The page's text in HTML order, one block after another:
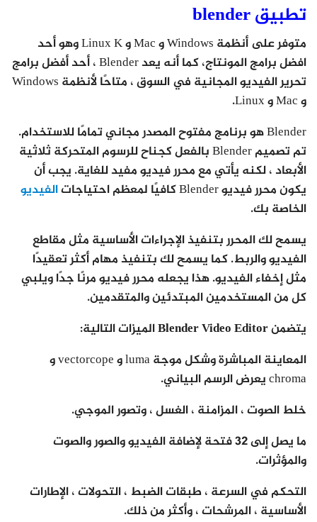
تطبيق blender
متوفر على أنظمة Windows و Mac و Linux K وهو أحد
افضل برامج المونتاج، كما أنه يعد Blender ، أحد أفضل برامج
تحرير الفيديو المجانية في السوق ، متاحًا لأنظمة Windows
و Mac و Linux.
Blender هو برنامج مفتوح المصدر مجاني تمامًا للاستخدام.
تم تصميم Blender بالفعل كجناح للرسوم المتحركة ثلاثية
الأبعاد ، لكنه يأتي مع محرر فيديو مفيد للغاية. يجب أن
يكون محرر فيديو Blender كافيًا لمعظم احتياجات
الفيديو
الخاصة بك.
يسمح لك المحرر بتنفيذ الإجراءات الأساسية مثل مقاطع
الفيديو والربط. كما يسمح لك بتنفيذ مهام أكثر تعقيدًا
مثل إخفاء الفيديو. هذا يجعله محرر فيديو مرنًا جدًا ويلبي
كل من المستخدمين المبتدئين والمتقدمين.
يتضمن Blender Video Editor الميزات التالية:
المعاينة المباشرة وشكل موجة luma و vectorcope و
chroma يعرض الرسم البياني.
خلط الصوت ، المزامنة ، الغسل ، وتصور الموجي.
ما يصل إلى 32 فتحة لإضافة الفيديو والصور والصوت
والمؤثرات.
التحكم في السرعة ، طبقات الضبط ، التحولات ، الإطارات
الأساسية ، المرشحات ، وأكثر من ذلك.